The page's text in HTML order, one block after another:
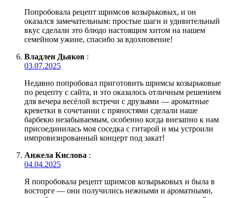
Попробовала рецепт шримсов козырьковых, и он
оказался замечательным: простые шаги и удивительный
вкус сделали это блюдо настоящим хитом на нашем
семейном ужине, спасибо за вдохновение!
Владлен Дьяков :
03.07.2025
Недавно попробовал приготовить шримсы козырьковые
по рецепту с сайта, и это оказалось отличным решением
для вечера весёлой встречи с друзьями — ароматные
креветки в сочетании с пряностями сделали наше
барбекю незабываемым, особенно когда внезапно к нам
присоединилась моя соседка с гитарой и мы устроили
импровизированный концерт под закат!
Анжела Кислова :
04.04.2025
Я попробовала рецепт шримсов козырьковых и была в
восторге — они получились нежными и ароматными,